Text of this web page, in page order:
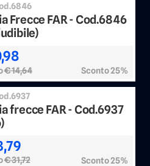
Frecce FAR - Cod.6846
€ 14,64 Sconto 25%
frecce FAR - Cod.6937
€ 31,72 Sconto 25%